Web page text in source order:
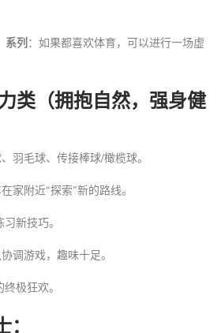
系列 ：如果都喜欢体育，可以进行一场虚
类（拥抱自然，强身健
羽毛球、传接棒球/橄榄球。
家附近“探索”新的路线。
新技巧。
调游戏，趣味十足。
极狂欢。